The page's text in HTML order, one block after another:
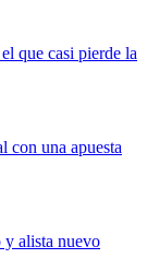
que casi pierde la
con una apuesta
y alista nuevo